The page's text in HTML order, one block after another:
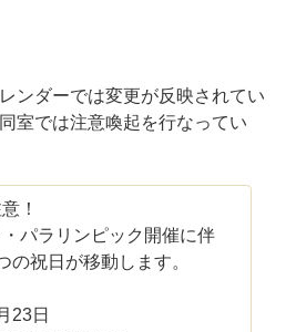
ンダーでは変更が反映されてい
室では注意喚起を行なってい
！
パラリンピック開催に伴
の祝日が移動します。
23日